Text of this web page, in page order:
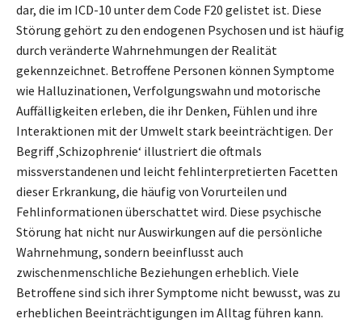
dar, die im ICD-10 unter dem Code F20 gelistet ist. Diese
Störung gehört zu den endogenen Psychosen und ist häufig
durch veränderte Wahrnehmungen der Realität
gekennzeichnet. Betroffene Personen können Symptome
wie Halluzinationen, Verfolgungswahn und motorische
Auffälligkeiten erleben, die ihr Denken, Fühlen und ihre
Interaktionen mit der Umwelt stark beeinträchtigen. Der
Begriff ‚Schizophrenie‘ illustriert die oftmals
missverstandenen und leicht fehlinterpretierten Facetten
dieser Erkrankung, die häufig von Vorurteilen und
Fehlinformationen überschattet wird. Diese psychische
Störung hat nicht nur Auswirkungen auf die persönliche
Wahrnehmung, sondern beeinflusst auch
zwischenmenschliche Beziehungen erheblich. Viele
Betroffene sind sich ihrer Symptome nicht bewusst, was zu
erheblichen Beeinträchtigungen im Alltag führen kann.